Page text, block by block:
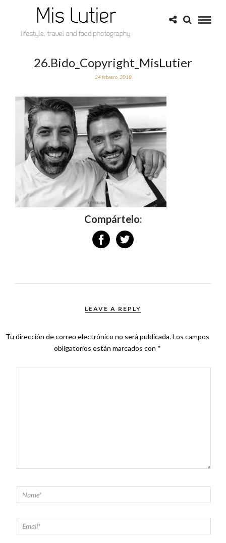
26.Bido_Copyright_MisLutier
24 febrero, 2018
Compártelo:
LEAVE A REPLY
Tu dirección de correo electrónico no será publicada.Los campos
obligatorios están marcados con *